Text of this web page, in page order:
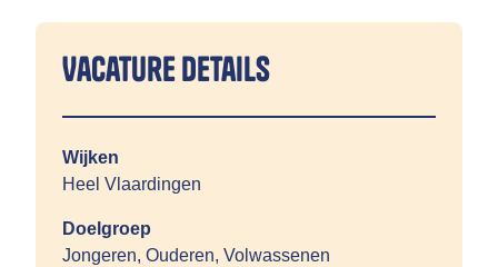
Vacature details
Wijken
Heel Vlaardingen
Doelgroep
Jongeren, Ouderen, Volwassenen